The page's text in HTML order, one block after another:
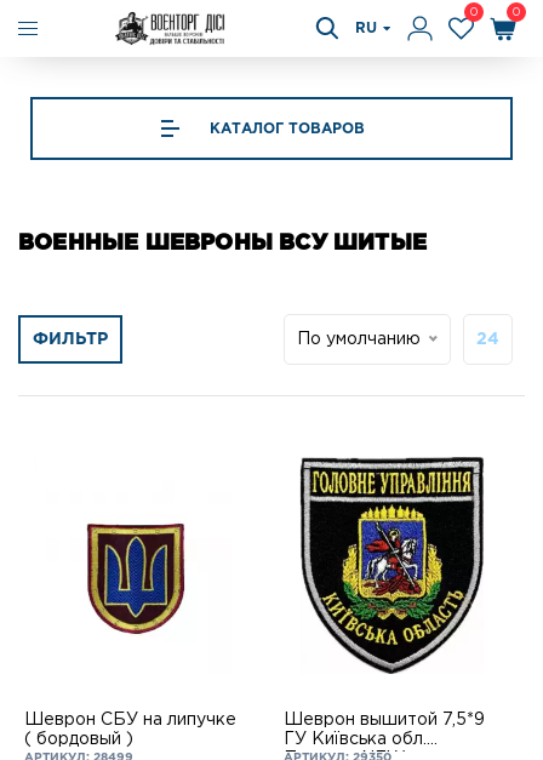
RU
0 0
КАТАЛОГ ТОВАРОВ
ВОЕННЫЕ ШЕВРОНЫ ВСУ ШИТЫЕ
ФИЛЬТР По умолчанию 24
Шеврон СБУ на липучке
( бордовый )
Шеврон вышитой 7,5*9
ГУ Київська обл.